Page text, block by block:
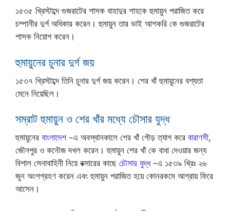
১৫৩৫ খ্রিস্টাব্দে গুজরাটের শাসক বাহাদুর শাহকে হুমায়ুন পরাজিত করে
চম্পানীর দুর্গ অধিকার করেন। হুমায়ুন তার ভাই আশকরি কে গুজরাটের
শাসক নিয়োগ করেন।
হুমায়ুনের চুনার দুর্গ জয়
১৫৩৭ খ্রিস্টাব্দে তিনি চুনার দুর্গ জয় করেন। শের খাঁ হুমায়ুনের বশ্যতা
মেনে নিয়েছিল।
সম্রাট হুমায়ুন ও শের খাঁর মধ্যে চৌসার যুদ্ধ
হুমায়ুনের বাংলাদেশ -এ অবস্থানকালে শের খাঁ গৌড় ত্যাগ করে বারাণসী,
জৌনপুর ও কনৌজ দখল করেন। হুমায়ুন শের খাঁ কে বাধা দেওয়ার জন্য
বিশাল সেনাবাহিনী নিয়ে বক্সারের কাছে চৌসার যুদ্ধ-এ ১৫৩৯ খ্রিঃ ২৬
জুন অংশগ্রহণ করেন এবং হুমায়ুন পরাজিত হয়ে কোনরকমে আগ্রায় ফিরে
আসেন।